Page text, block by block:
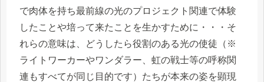
で肉体を持ち最前線の光のプロジェクト関連で体験
したことや培って来たことを生かすために・・・そ
れらの意味は、どうしたら役割のある光の使徒（※
ライトワーカーやワンダラー、虹の戦士等の呼称関
連もすべてが同じ目的です）たちが本来の姿を顕現